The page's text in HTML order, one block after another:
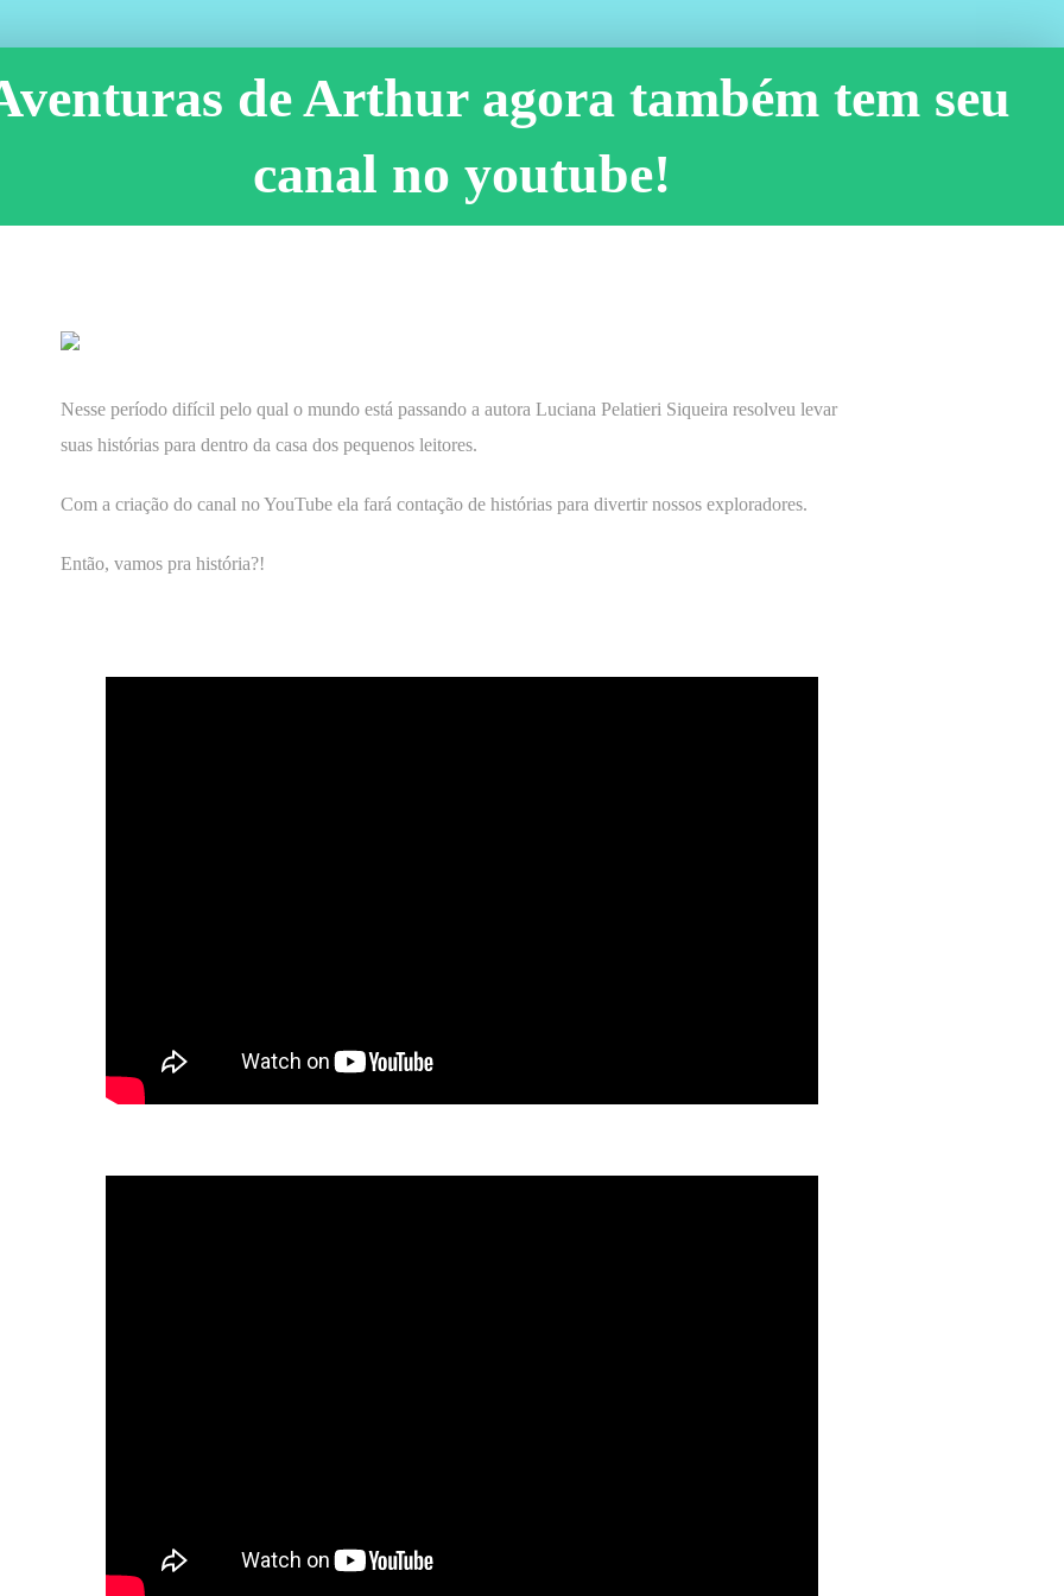
de Arthur agora também tem seu
canal no youtube!
Nesse período difícil pelo qual o mundo está passando a autora Luciana Pelatieri Siqueira resolveu levar
suas histórias para dentro da casa dos pequenos leitores.
Com a criação do canal no YouTube ela fará contação de histórias para divertir nossos exploradores.
Então, vamos pra história?!